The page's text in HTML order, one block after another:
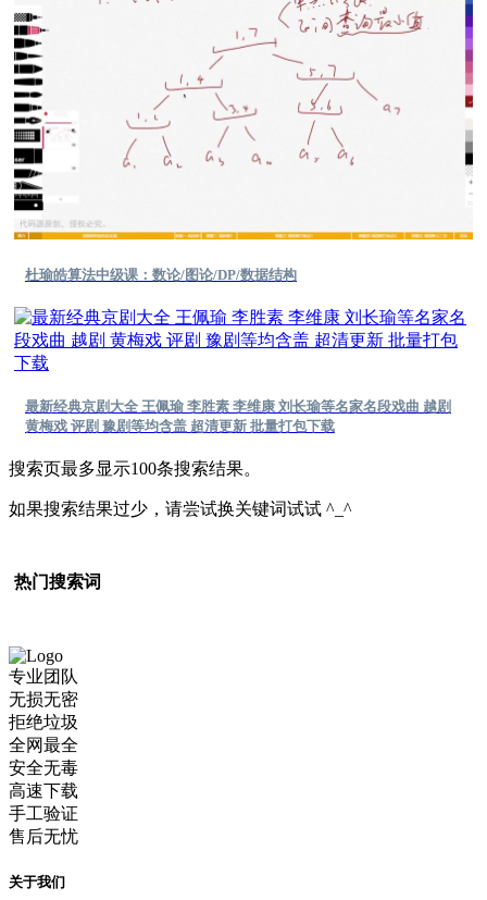
杜瑜皓算法中级课：数论/图论/DP/数据结构
最新经典京剧大全 王佩瑜 李胜素 李维康 刘长瑜等名家名段戏曲 越剧
黄梅戏 评剧 豫剧等均含盖 超清更新 批量打包下载
搜索页最多显示100条搜索结果。
如果搜索结果过少，请尝试换关键词试试 ^_^
热门搜索词
专业团队
无损无密
拒绝垃圾
全网最全
安全无毒
高速下载
手工验证
售后无忧
关于我们